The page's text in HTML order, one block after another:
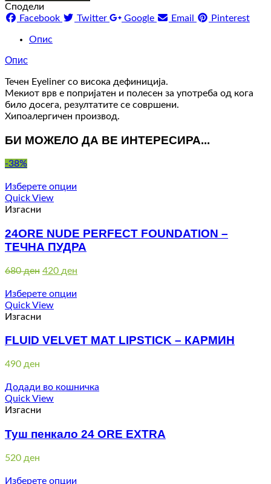
Сподели
Facebook
Twitter Google Email Pinterest
Опис
Опис
Течен Eyeliner со висока дефиниција.
Мекиот врв е попријатен и полесен за употреба од кога
било досега, резултатите се совршени.
Хипоалергичен производ.
БИ МОЖЕЛО ДА ВЕ ИНТЕРЕСИРА...
-38%
Изберете опции
Quick View
Изгасни
24ORE NUDE PERFECT FOUNDATION –
ТЕЧНА ПУДРА
680ден Original
was:
680 ден.
420 ден
Изберете опции
Quick View
Изгасни
FLUID VELVET MAT LIPSTICK – КАРМИН
490 ден
Додади во кошничка
Quick View
Изгасни
Туш пенкало 24 ORE EXTRA
520 ден
Изберете опции